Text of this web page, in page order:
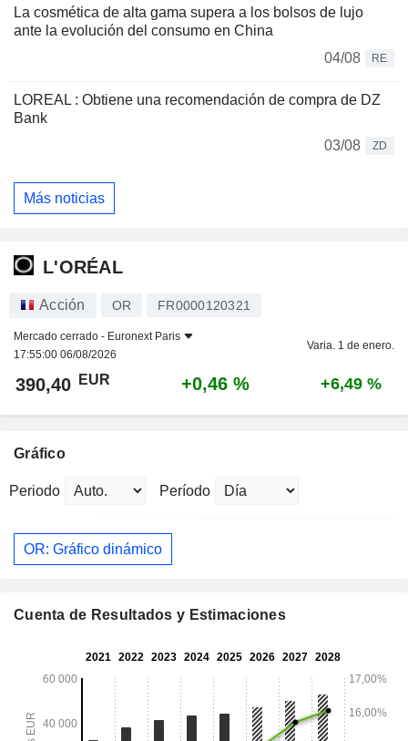
La cosmética de alta gama supera a los bolsos de lujo
ante la evolución del consumo en China
04/08
RE
LOREAL : Obtiene una recomendación de compra de DZ
Bank
03/08
ZD
Más noticias
L'ORÉAL
Acción OR FR0000120321
Mercado cerrado - Euronext Paris
17:55:00 06/08/2026
Varia. 1 de enero.
390,40 EUR +0,46 % +6,49 %
Gráfico
Periodo Período
OR: Gráfico dinámico
Cuenta de Resultados y Estimaciones